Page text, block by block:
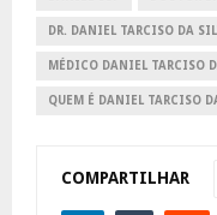
DR. DANIEL TARCISO DA
MÉDICO DANIEL TARCISO
QUEM É DANIEL TARCISO
COMPARTILHAR